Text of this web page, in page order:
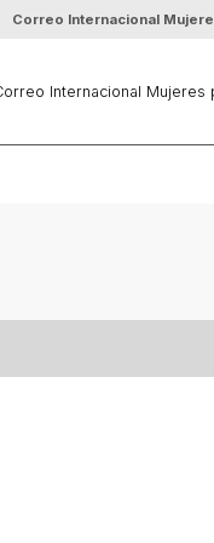
Correo Internacional
Internacional Mujeres